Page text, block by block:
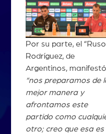
Por su parte, el
Rodríguez, de
Argentinos,
“nos preparamos de
mejor manera y
afrontamos este
partido como
otro; creo que esa es